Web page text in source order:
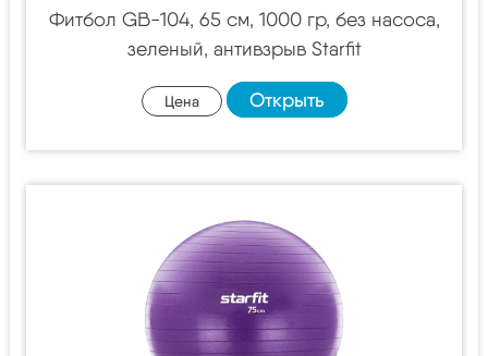
Фитбол GB-104, 65 см, 1000 гр, без насоса,
зеленый, антивзрыв Starfit
Цена Открыть